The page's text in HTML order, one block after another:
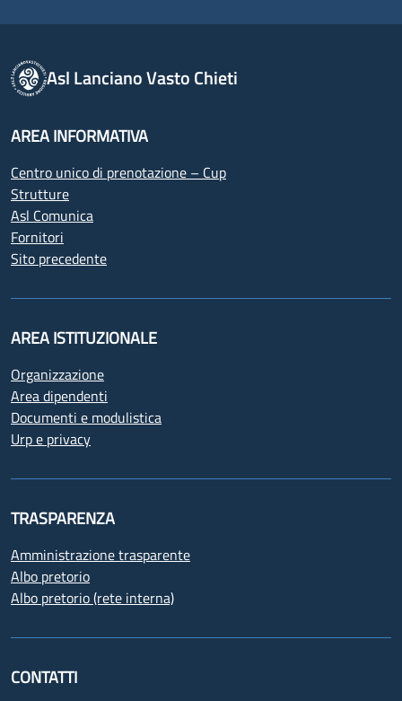
Asl Lanciano Vasto Chieti
AREA INFORMATIVA
Centro unico di prenotazione – Cup
Strutture
Asl Comunica
Fornitori
Sito precedente
AREA ISTITUZIONALE
Organizzazione
Area dipendenti
Documenti e modulistica
Urp e privacy
TRASPARENZA
Amministrazione trasparente
Albo pretorio
Albo pretorio (rete interna)
CONTATTI